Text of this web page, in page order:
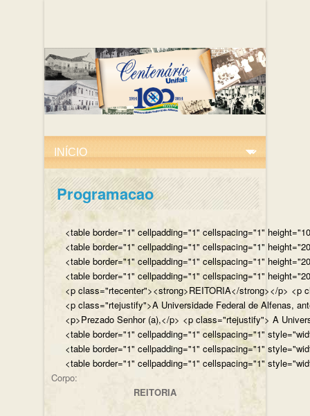
Programacao
<table border="1" cellpadding="1" cellspacing="1"
<table border="1" cellpadding="1" cellspacing="1"
<table border="1" cellpadding="1" cellspacing="1"
<table border="1" cellpadding="1" cellspacing="1"
<p class="rtecenter"><strong>REITORIA</strong></p> <p
<p class="rtejustify">A Universidade Federal de Alfenas,
<p>Prezado Senhor (a),</p> <p class="rtejustify"> A
<table border="1" cellpadding="1" cellspacing="1"
<table border="1" cellpadding="1" cellspacing="1"
<table border="1" cellpadding="1" cellspacing="1"
Corpo:
REITORIA